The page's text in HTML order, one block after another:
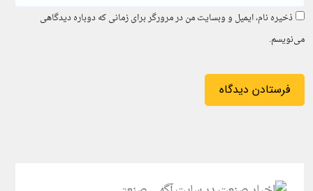
ذخیره نام، ایمیل و وبسایت من در مرورگر برای زمانی که دوباره دیدگاهی
می‌نویسم.